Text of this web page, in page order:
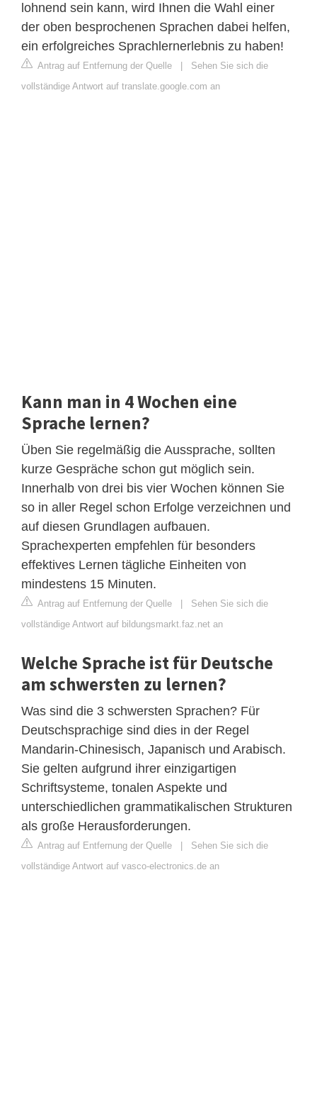
lohnend sein kann, wird Ihnen die Wahl einer
der oben besprochenen Sprachen dabei helfen,
ein erfolgreiches Sprachlernerlebnis zu haben!
Antrag auf Entfernung der Quelle
Sehen Sie sich die
vollständige Antwort auf translate.google.com an
Kann man in 4 Wochen eine
Sprache lernen?
Üben Sie regelmäßig die Aussprache, sollten
kurze Gespräche schon gut möglich sein.
Innerhalb von drei bis vier Wochen können Sie
so in aller Regel schon Erfolge verzeichnen und
auf diesen Grundlagen aufbauen.
Sprachexperten empfehlen für besonders
effektives Lernen tägliche Einheiten von
mindestens 15 Minuten.
Antrag auf Entfernung der Quelle
Sehen Sie sich die
vollständige Antwort auf bildungsmarkt.faz.net an
Welche Sprache ist für Deutsche
am schwersten zu lernen?
Was sind die 3 schwersten Sprachen? Für
Deutschsprachige sind dies in der Regel
Mandarin-Chinesisch, Japanisch und Arabisch.
Sie gelten aufgrund ihrer einzigartigen
Schriftsysteme, tonalen Aspekte und
unterschiedlichen grammatikalischen Strukturen
als große Herausforderungen.
Antrag auf Entfernung der Quelle
Sehen Sie sich die
vollständige Antwort auf vasco-electronics.de an